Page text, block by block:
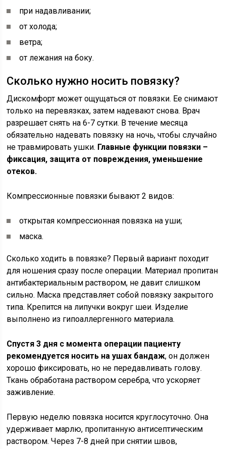
при надавливании;
от холода;
ветра;
от лежания на боку.
Сколько нужно носить повязку?
Дискомфорт может ощущаться от повязки. Ее снимают
только на перевязках, затем надевают снова. Врач
разрешает снять на 6-7 сутки. В течение месяца
обязательно надевать повязку на ночь, чтобы случайно
не травмировать ушки. Главные функции повязки –
фиксация, защита от повреждения, уменьшение
отеков.
Компрессионные повязки бывают 2 видов:
открытая компрессионная повязка на уши;
маска.
Сколько ходить в повязке? Первый вариант походит
для ношения сразу после операции. Материал пропитан
антибактериальным раствором, не давит слишком
сильно. Маска представляет собой повязку закрытого
типа. Крепится на липучки вокруг шеи. Изделие
выполнено из гипоаллергенного материала.
Спустя 3 дня с момента операции пациенту
рекомендуется носить на ушах бандаж, он должен
хорошо фиксировать, но не передавливать голову.
Ткань обработана раствором серебра, что ускоряет
заживление.
Первую неделю повязка носится круглосуточно. Она
удерживает марлю, пропитанную антисептическим
раствором. Через 7-8 дней при снятии швов,